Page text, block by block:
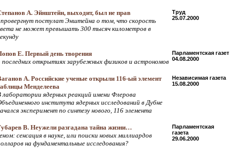
А. Эйнштейн, выходит, был не прав
постулат Энштейна о том, что скорость
не может превышать 300 тысяч километров в
Труд
25.07.2000
Е. Первый день творения
последних открытиях зарубежных физиков и астрономов
Парламентская газет
04.08.2000
А. Российские ученые открыли 116-ый элемент
Менделеева
лаборатории ядерных реакций имени Флерова
института ядерных исследований в Дубне
эксперимент по синтезу нового, 116 элемента
Независимая газета
15.08.2000
В. Неужели разгадана тайна жизни…
сенсация в науке, или поиски новых миллиардов
на фундаментальные исследования?
Парламентская
газета
29.06.2000